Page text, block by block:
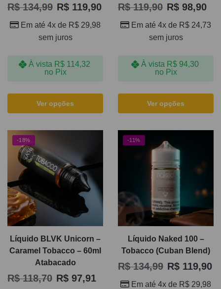
R$134,99 R$ 119,90
Em até 4x de R$ 29,98
sem juros
À vista R$114,32
no Pix
Ver opções
R$119,90 R$ 98,90
Em até 4x de R$ 24,73
sem juros
À vista R$94,30
no Pix
Ver opções
-18%
Líquido BLVK Unicorn –
Caramel Tobacco – 60ml
Atabacado
R$118,70 R$ 97,91
-11%
Líquido Naked 100 –
Tobacco (Cuban Blend)
R$134,99 R$ 119,90
Em até 4x de R$ 29,98